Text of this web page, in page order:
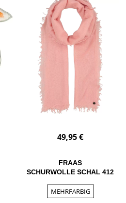
49,95 €
FRAAS
SCHURWOLLE SCHAL 412
MEHRFARBIG